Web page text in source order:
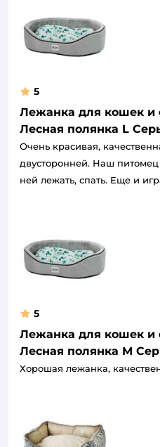
5
Лежанка для кошек и
Лесная полянка L
Очень красивая,
двусторонней. Наш
ней лежать, спать. Еще и
5
Лежанка для кошек и
Лесная полянка M
Хорошая лежанка,